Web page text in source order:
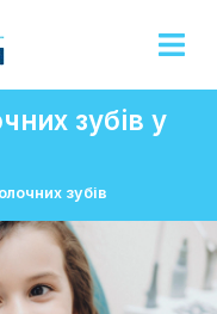
зубів у
зубів